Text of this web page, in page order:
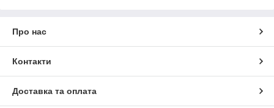
Про нас
Контакти
Доставка та оплата